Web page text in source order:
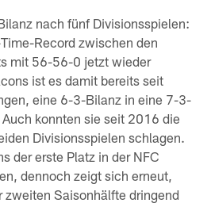
nach fünf Divisionsspielen:
Record zwischen den
mit 56-56-0 jetzt wieder
ist es damit bereits seit
eine 6-3-Bilanz in eine 7-3-
konnten sie seit 2016 die
Divisionsspielen schlagen.
der erste Platz in der NFC
dennoch zeigt sich erneut,
zweiten Saisonhälfte dringend